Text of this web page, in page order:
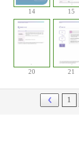
14 15
20 21
1